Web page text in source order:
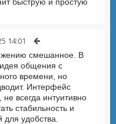
14:01
смешанное. В
общения с
времени, но
Интерфейс
всегда интуитивно
стабильность и
удобства.